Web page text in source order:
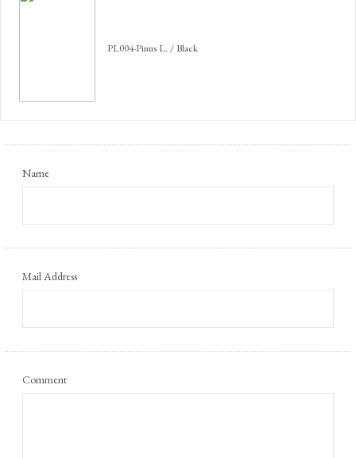
PL004-Pinus L. / Black
Name
Mail Address
Comment